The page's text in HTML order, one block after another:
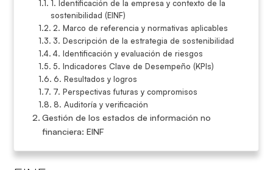
1. Identificación de la empresa y contexto de la
sostenibilidad (EINF)
2. Marco de referencia y normativas aplicables
3. Descripción de la estrategia de sostenibilidad
4. Identificación y evaluación de riesgos
5. Indicadores Clave de Desempeño (KPIs)
6. Resultados y logros
7. Perspectivas futuras y compromisos
8. Auditoría y verificación
Gestión de los estados de información no
financiera: EINF